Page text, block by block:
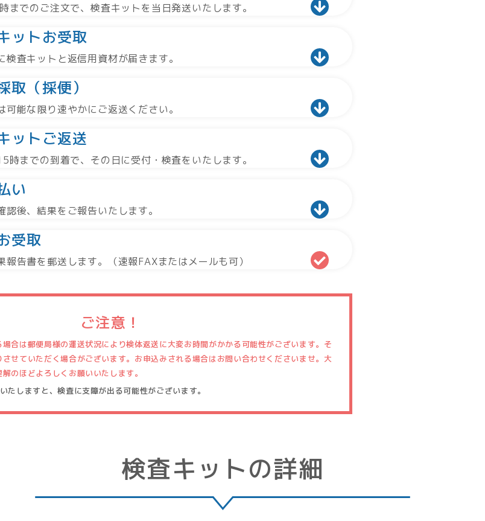
までのご注文で、検査キットを当日発送いたします。
ットお受取
検査キットと返信用資材が届きます。
取（採便）
可能な限り速やかにご返送ください。
ットご返送
時までの到着で、その日に受付・検査をいたします。
い
認後、結果をご報告いたします。
受取
報告書を郵送します。（速報FAXまたはメールも可）
ご注意！
合は郵便局様の運送状況により検体返送に大変お時間がかかる可能性がございます。そ
せていただく場合がございます。お申込みされる場合はお問い合わせくださいませ。大
のほどよろしくお願いいたします。
しますと、検査に支障が出る可能性がございます。
検査キットの詳細